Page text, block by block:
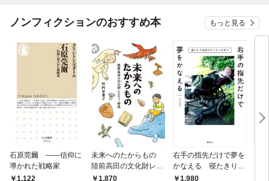
ノンフィクションのおすすめ本 もっと見る
石原莞爾 ――信仰に
導かれた戦略家
1,122
未来へのたからもの
陸前高田の文化財レス
キュー物語
1,870
右手の指先だけで夢を
かなえる 寝たきり系
男子ウッディの日々
1,980